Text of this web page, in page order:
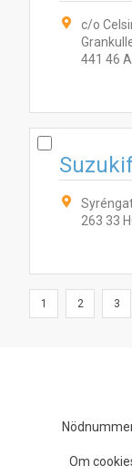
c/o
441 46
263 33
1 2 3
Om